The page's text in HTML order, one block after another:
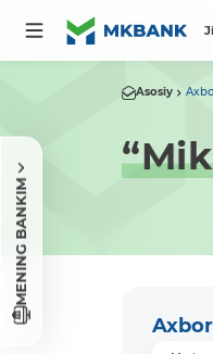
MENING BANKIM
Asosiy